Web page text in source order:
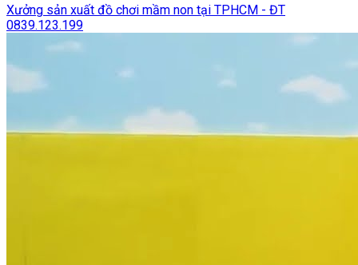
Xưởng sản xuất đồ chơi mầm non tại TPHCM - ĐT
0839.123.199